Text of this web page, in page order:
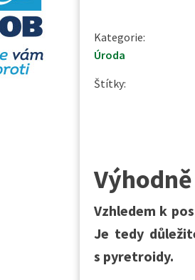
Kategorie:
Úroda
Štítky:
Vzhledem k
Je tedy
s pyretroidy.